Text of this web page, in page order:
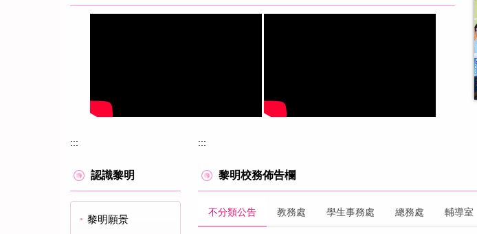
:::
認識黎明
黎明願景
:::
黎明校務佈告欄
不分類公告 教務處 學生事務處 總務處 輔導室